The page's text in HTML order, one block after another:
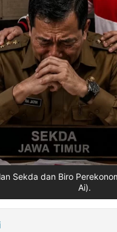
Sekda dan Biro
Ai).